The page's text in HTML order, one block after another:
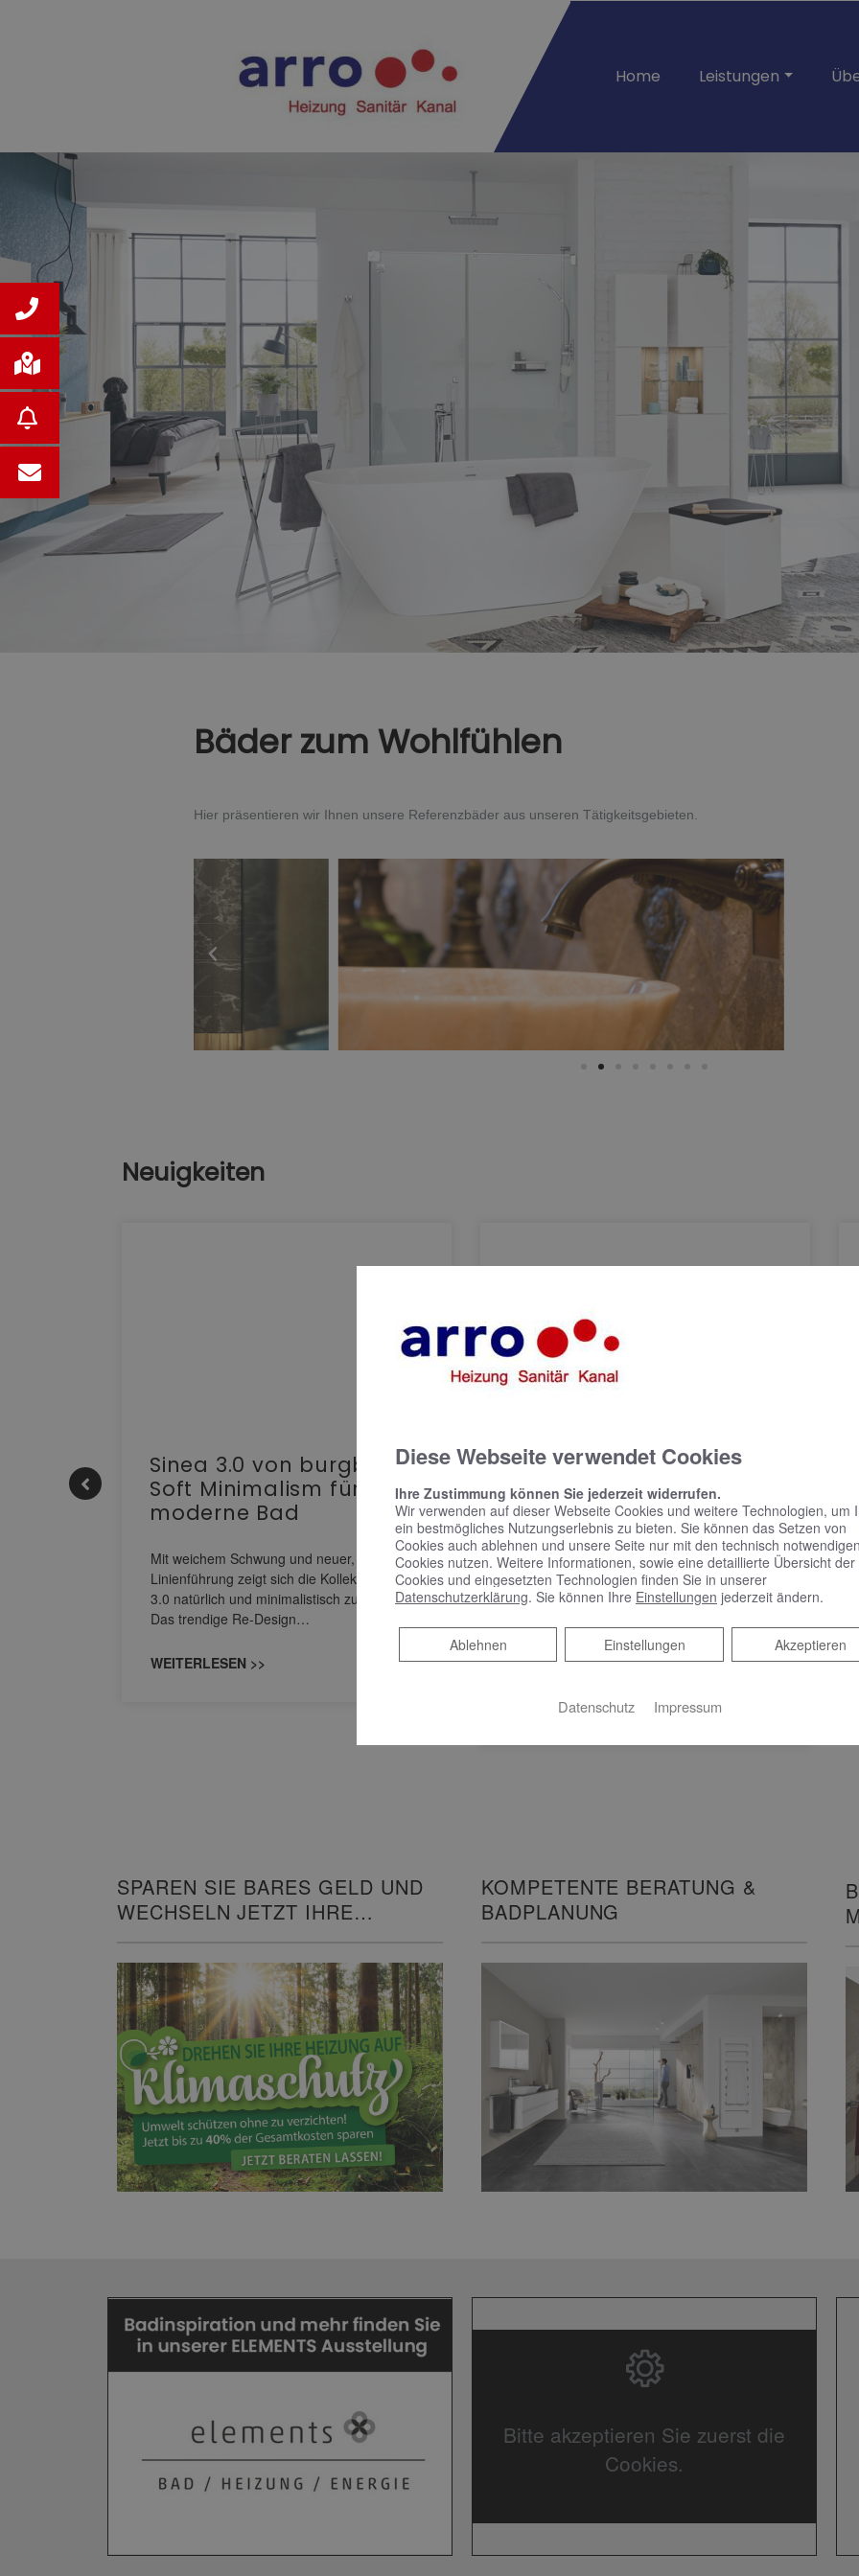
Home Leistungen
Bäder zum Wohlfühlen
Hier präsentieren wir Ihnen unsere Referenzbäder aus unseren Tätigkeitsgebieten.
Neuigkeiten
Sinea 3.0 von burgbad:
Soft Minimalism für das
moderne Bad
Mit weichem Schwung und neuer, markanter
Linienführung zeigt sich die Kollektion Sinea
3.0 natürlich und minimalistisch zugleich.
Das trendige Re-Design…
WEITERLESEN >>
KEUCO PHÖNIX –
Spiegelschrank punktet
mit reduziertem Design
und benutzerfreundlicher
Bedienung
Spiegelschrank punktet mit reduziertem
Design und benutzerfreundlicher Bedienung
Schlicht, schön und mit vielen praktischen
Features – das zeichnet Phönix aus.…
WEITERLESEN >>
SPAREN SIE BARES GELD UND
WECHSELN JETZT IHRE
KOMPETENTE BERATUNG &
BADPLANUNG
Bitte akzeptieren Sie zuerst die
Cookies.
Diese Webseite verwendet Cookies
Ihre Zustimmung können Sie jederzeit widerrufen.
Wir verwenden auf dieser Webseite Cookies und weitere Technologien, um
ein bestmögliches Nutzungserlebnis zu bieten. Sie können das Setzen von
Cookies auch ablehnen und unsere Seite nur mit den technisch notwendigen
Cookies nutzen. Weitere Informationen, sowie eine detaillierte Übersicht der
Cookies und eingesetzten Technologien finden Sie in unserer
Datenschutzerklärung. Sie können Ihre Einstellungen jederzeit ändern.
Akzeptieren
Einstellungen
Ablehnen
Ablehnen
Datenschutz Impressum